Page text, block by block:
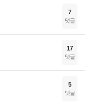
7
댓글
17
댓글
5
댓글